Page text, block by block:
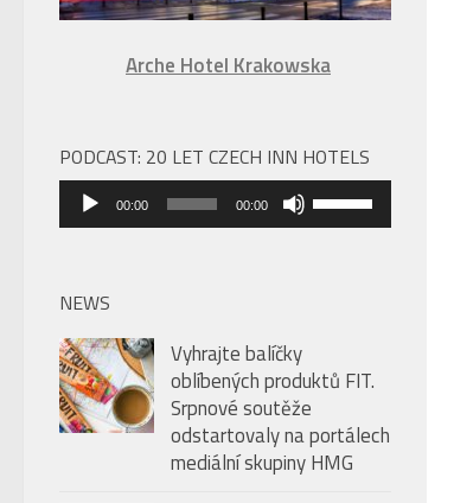
Arche Hotel Krakowska
PODCAST: 20 LET CZECH INN HOTELS
Audio
přehrávač
00:00 00:00
Použitím
šipek
úroveň
NEWS
Vyhrajte balíčky
oblíbených produktů FIT.
Srpnové soutěže
odstartovaly na portálech
mediální skupiny HMG